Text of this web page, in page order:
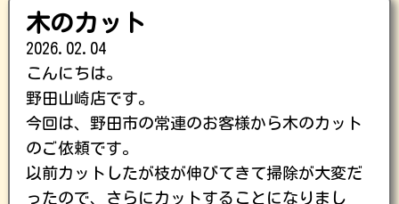
木のカット
2026.02.04
こんにちは。
野田山崎店です。
今回は、野田市の常連のお客様から木のカット
のご依頼です。
以前カットしたが枝が伸びてきて掃除が大変だ
ったので、さらにカットすることになりまし